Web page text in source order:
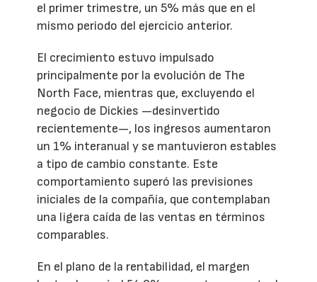
el primer trimestre, un 5% más que en el
mismo periodo del ejercicio anterior.
El crecimiento estuvo impulsado
principalmente por la evolución de The
North Face, mientras que, excluyendo el
negocio de Dickies —desinvertido
recientemente—, los ingresos aumentaron
un 1% interanual y se mantuvieron estables
a tipo de cambio constante. Este
comportamiento superó las previsiones
iniciales de la compañía, que contemplaban
una ligera caída de las ventas en términos
comparables.
En el plano de la rentabilidad, el margen